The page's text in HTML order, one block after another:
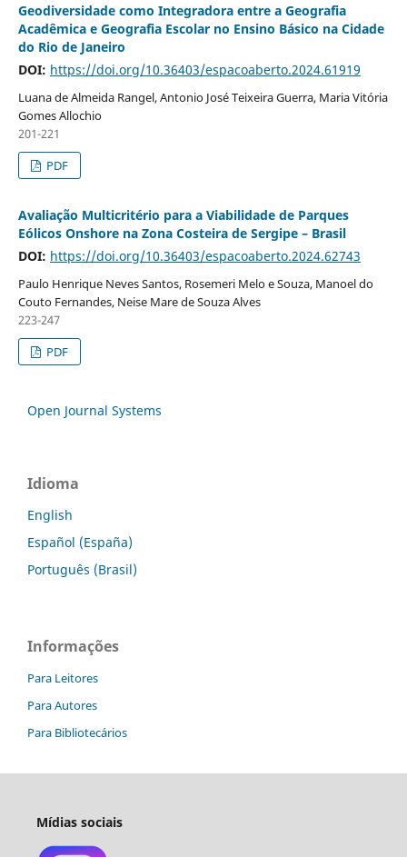
Geodiversidade como Integradora entre a Geografia
Acadêmica e Geografia Escolar no Ensino Básico na Cidade
do Rio de Janeiro
DOI: https://doi.org/10.36403/espacoaberto.2024.61919
Luana de Almeida Rangel, Antonio José Teixeira Guerra, Maria Vitória
Gomes Allochio
201-221
PDF
Avaliação Multicritério para a Viabilidade de Parques
Eólicos Onshore na Zona Costeira de Sergipe – Brasil
DOI: https://doi.org/10.36403/espacoaberto.2024.62743
Paulo Henrique Neves Santos, Rosemeri Melo e Souza, Manoel do
Couto Fernandes, Neise Mare de Souza Alves
223-247
PDF
Open Journal Systems
Idioma
English
Español (España)
Português (Brasil)
Informações
Para Leitores
Para Autores
Para Bibliotecários
Mídias sociais